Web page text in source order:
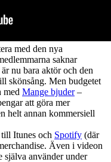
med den nya
saknar
nu bara aktör och den
skönsång. Men budgetet
med Mange bjuder–
att göra mer
helt annan kommersiell
Itunes och Spotify (där
Även i videon
själva använder under